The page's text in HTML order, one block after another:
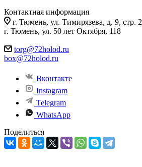
Контактная информация
г. Тюмень, ул. Тимирязева, д. 9, стр. 2
г. Тюмень, ул. 50 лет Октября, 118
torg@72holod.ru
box@72holod.ru
Вконтакте
Instagram
Telegram
WhatsApp
Поделиться